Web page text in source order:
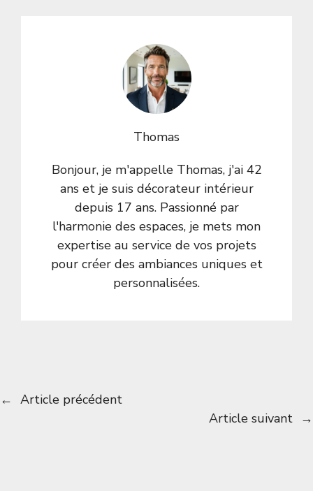
Thomas
Bonjour, je m'appelle Thomas, j'ai 42
ans et je suis décorateur intérieur
depuis 17 ans. Passionné par
l'harmonie des espaces, je mets mon
expertise au service de vos projets
pour créer des ambiances uniques et
personnalisées.
← Article précédent
Article suivant →